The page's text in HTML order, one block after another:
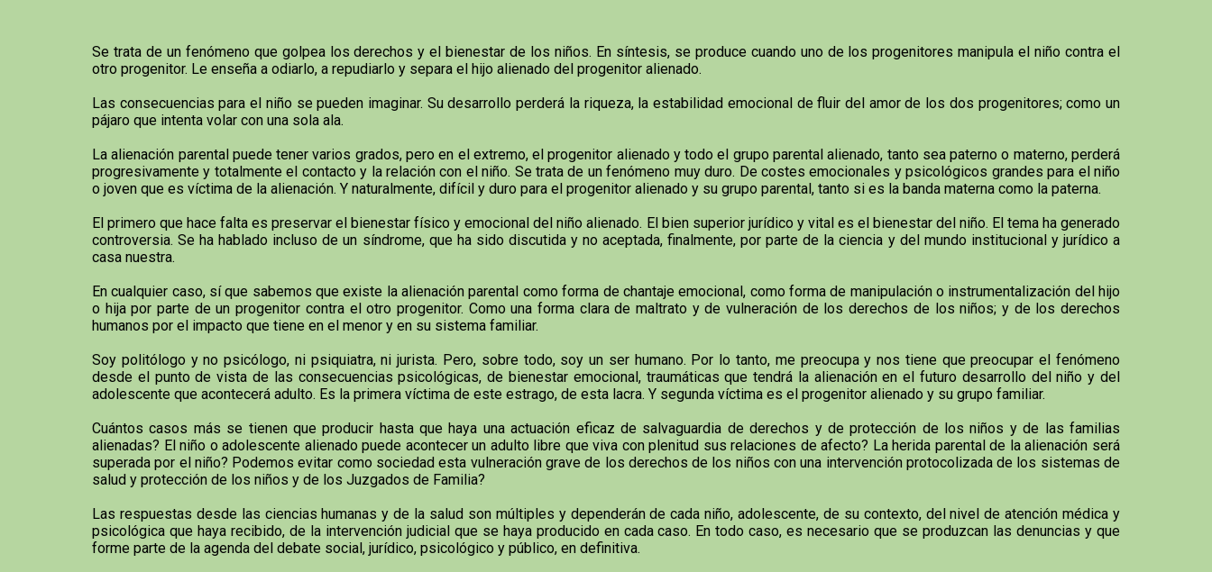
Se trata de un fenómeno que golpea los derechos y el bienestar de los niños. En síntesis, se produce cuando uno de los progenitores manipula el niño contra el
otro progenitor. Le enseña a odiarlo, a repudiarlo y separa el hijo alienado del progenitor alienado.
Las consecuencias para el niño se pueden imaginar. Su desarrollo perderá la riqueza, la estabilidad emocional de fluir del amor de los dos progenitores; como un
pájaro que intenta volar con una sola ala.
La alienación parental puede tener varios grados, pero en el extremo, el progenitor alienado y todo el grupo parental alienado, tanto sea paterno o materno, perderá
progresivamente y totalmente el contacto y la relación con el niño. Se trata de un fenómeno muy duro. De costes emocionales y psicológicos grandes para el niño
o joven que es víctima de la alienación. Y naturalmente, difícil y duro para el progenitor alienado y su grupo parental, tanto si es la banda materna como la paterna.
El primero que hace falta es preservar el bienestar físico y emocional del niño alienado. El bien superior jurídico y vital es el bienestar del niño. El tema ha generado
controversia. Se ha hablado incluso de un síndrome, que ha sido discutida y no aceptada, finalmente, por parte de la ciencia y del mundo institucional y jurídico a
casa nuestra.
En cualquier caso, sí que sabemos que existe la alienación parental como forma de chantaje emocional, como forma de manipulación o instrumentalización del hijo
o hija por parte de un progenitor contra el otro progenitor. Como una forma clara de maltrato y de vulneración de los derechos de los niños; y de los derechos
humanos por el impacto que tiene en el menor y en su sistema familiar.
Soy politólogo y no psicólogo, ni psiquiatra, ni jurista. Pero, sobre todo, soy un ser humano. Por lo tanto, me preocupa y nos tiene que preocupar el fenómeno
desde el punto de vista de las consecuencias psicológicas, de bienestar emocional, traumáticas que tendrá la alienación en el futuro desarrollo del niño y del
adolescente que acontecerá adulto. Es la primera víctima de este estrago, de esta lacra. Y segunda víctima es el progenitor alienado y su grupo familiar.
Cuántos casos más se tienen que producir hasta que haya una actuación eficaz de salvaguardia de derechos y de protección de los niños y de las familias
alienadas? El niño o adolescente alienado puede acontecer un adulto libre que viva con plenitud sus relaciones de afecto? La herida parental de la alienación será
superada por el niño? Podemos evitar como sociedad esta vulneración grave de los derechos de los niños con una intervención protocolizada de los sistemas de
salud y protección de los niños y de los Juzgados de Familia?
Las respuestas desde las ciencias humanas y de la salud son múltiples y dependerán de cada niño, adolescente, de su contexto, del nivel de atención médica y
psicológica que haya recibido, de la intervención judicial que se haya producido en cada caso. En todo caso, es necesario que se produzcan las denuncias y que
forme parte de la agenda del debate social, jurídico, psicológico y público, en definitiva.